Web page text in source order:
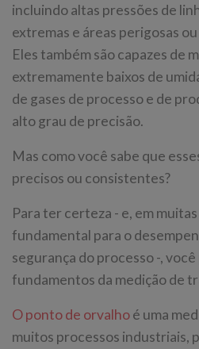
incluindo altas pressões de
extremas e áreas perigosas
Eles também são capazes de
extremamente baixos de
de gases de processo e de
alto grau de precisão.
Mas como você sabe que
precisos ou consistentes?
Para ter certeza - e, em
fundamental para o
segurança do processo -,
fundamentos da medição de
O ponto de orvalhoé uma
muitos processos industriais,